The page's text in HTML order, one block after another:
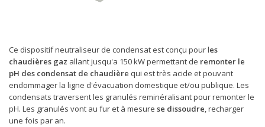
Ce dispositif neutraliseur de condensat est conçu pour les
chaudières gaz allant jusqu'a 150 kW permettant de remonter le
pH des condensat de chaudière qui est très acide et pouvant
endommager la ligne d'évacuation domestique et/ou publique. Les
condensats traversent les granulés reminéralisant pour remonter le
pH. Les granulés vont au fur et à mesure se dissoudre, recharger
une fois par an.